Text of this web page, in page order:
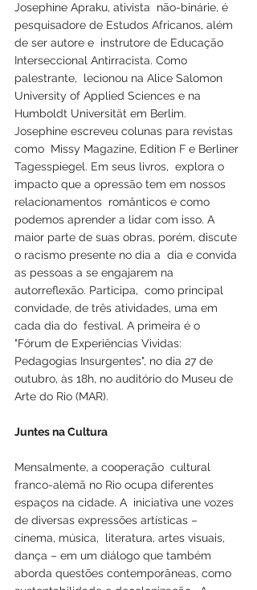
Josephine Apraku, ativista  não-binárie, é
pesquisadore de Estudos Africanos, além
de ser autore e  instrutore de Educação
Interseccional Antirracista. Como
palestrante,  lecionou na Alice Salomon
University of Applied Sciences e na
Humboldt Universität em Berlim.
Josephine escreveu colunas para revistas
como  Missy Magazine, Edition F e Berliner
Tagesspiegel. Em seus livros,  explora o
impacto que a opressão tem em nossos
relacionamentos  românticos e como
podemos aprender a lidar com isso. A
maior parte de suas obras, porém, discute
o racismo presente no dia a  dia e convida
as pessoas a se engajarem na
autorreflexão. Participa,  como principal
convidade, de três atividades, uma em
cada dia do  festival. A primeira é o
"Fórum de Experiências Vividas:
Pedagogias Insurgentes", no dia 27 de
outubro, às 18h, no auditório do Museu de
Arte do Rio (MAR).
Juntes na Cultura
Mensalmente, a cooperação  cultural
franco-alemã no Rio ocupa diferentes
espaços na cidade. A  iniciativa une vozes
de diversas expressões artísticas –
cinema, música,  literatura, artes visuais,
dança – em um diálogo que também
aborda questões contemporâneas, como